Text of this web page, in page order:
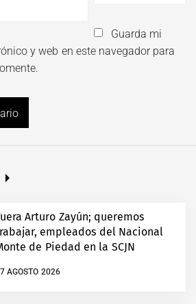
Guarda mi
y web en este navegador para
Arturo Zayún; queremos
empleados del Nacional
de Piedad en la SCJN
AGOSTO 2026